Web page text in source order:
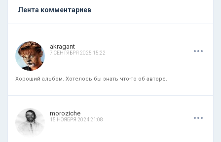
Лента комментариев
akragant
7 СЕНТЯБРЯ 2025 15:22 ...
Хороший альбом. Хотелось бы знать что-то об авторе.
moroziche
15 НОЯБРЯ 2024 21:08 ...